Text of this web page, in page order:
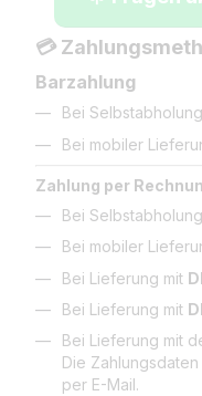
💳
Barzahlung
Bei Selbstabholung
Bei mobiler
Zahlung per
Bei Selbstabholung
Bei mobiler
Bei Lieferung mit
Bei Lieferung mit
Bei Lieferung mit
Die
per E-Mail.